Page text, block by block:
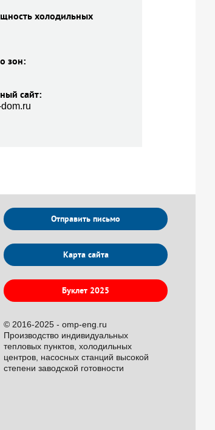
холодильных
зон:
сайт:
Отправить письмо
Карта сайта
Буклет 2025
© 2016-2025 - omp-eng.ru
Производство индивидуальных
тепловых пунктов, холодильных
центров, насосных станций высокой
степени заводской готовности